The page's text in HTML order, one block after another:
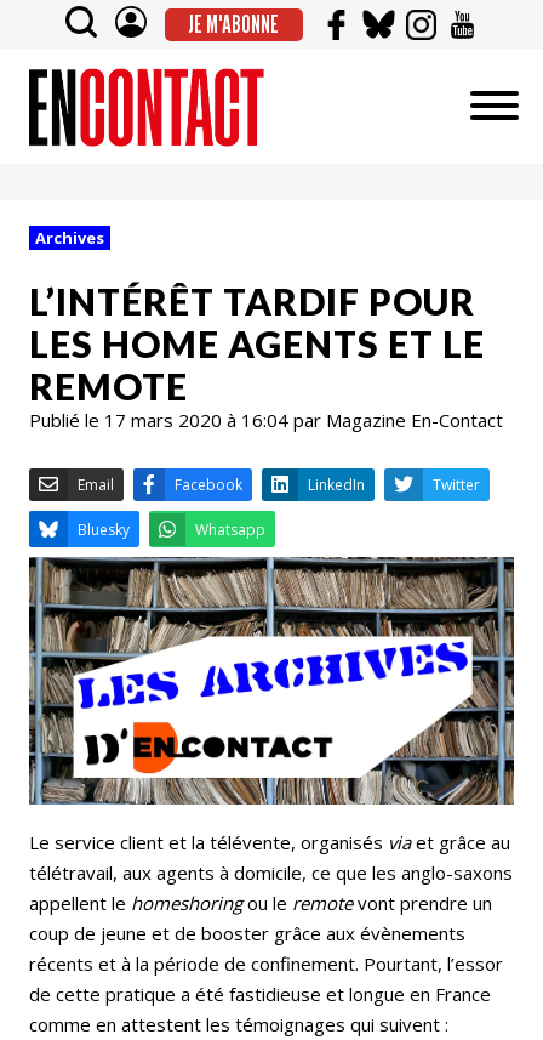
JE M'ABONNE
Archives
L’INTÉRÊT TARDIF POUR
LES HOME AGENTS ET LE
REMOTE
Publié le 17 mars 2020 à 16:04 par Magazine En-Contact
Email Facebook LinkedIn
Bluesky Whatsapp
Le service client et la télévente, organisés viaet grâce au
télétravail, aux agents à domicile, ce que les anglo-saxons
appellent le homeshoringou le remotevont prendre un
coup de jeune et de booster grâce aux évènements
récents et à la période de confinement. Pourtant, l’essor
de cette pratique a été fastidieuse et longue en France
comme en attestent les témoignages qui suivent :